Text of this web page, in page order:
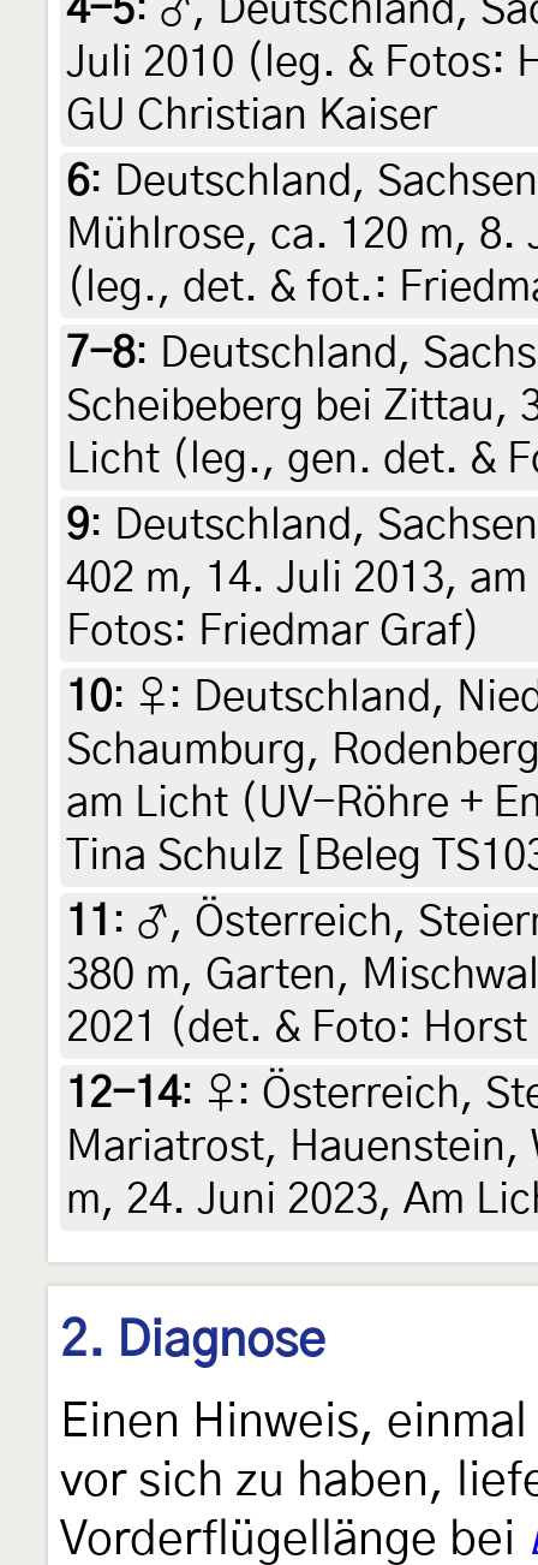
4-5: ♂, Deutschland,
Juli 2010 (leg. & Fotos:
GU Christian Kaiser
6: Deutschland,
Mühlrose, ca. 120 m, 8.
(leg., det. & fot.:
7-8: Deutschland,
Scheibeberg bei Zittau,
Licht (leg., gen. det. &
9: Deutschland,
402 m, 14. Juli 2013,
Fotos: Friedmar Graf)
10: ♀: Deutschland,
Schaumburg,
am Licht (UV-Röhre +
Tina Schulz [Beleg
11 : ♂, Österreich,
380 m, Garten,
2021 (det. & Foto:
12-14: ♀: Österreich,
Mariatrost, Hauenstein,
m, 24. Juni 2023, Am
2. Diagnose
Einen Hinweis,
vor sich zu haben,
Vorderflügellänge bei